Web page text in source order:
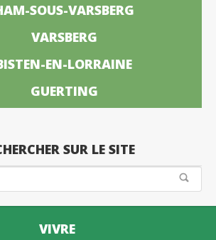
SOUS-VARSBERG
VARSBERG
EN-LORRAINE
GUERTING
SUR LE SITE
VIVRE